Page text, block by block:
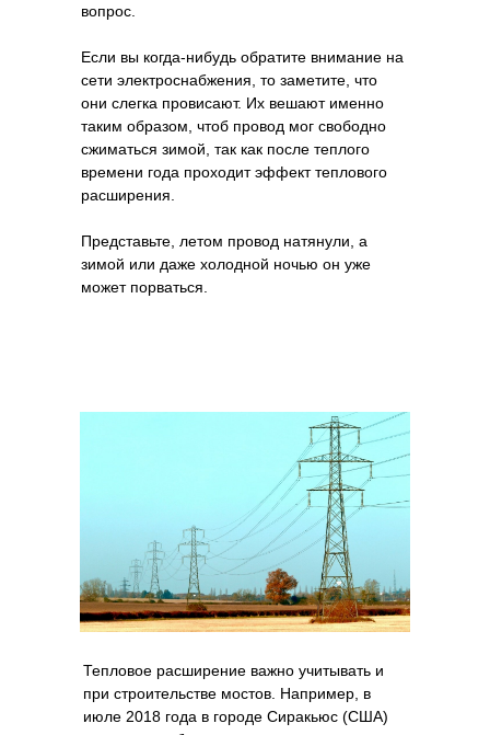
вопрос.
Если вы когда-нибудь обратите внимание на
сети электроснабжения, то заметите, что
они слегка провисают. Их вешают именно
таким образом, чтоб провод мог свободно
сжиматься зимой, так как после теплого
времени года проходит эффект теплового
расширения.
Представьте, летом провод натянули, а
зимой или даже холодной ночью он уже
может порваться.
Тепловое расширение важно учитывать и
при строительстве мостов. Например, в
июле 2018 года в городе Сиракьюс (США)